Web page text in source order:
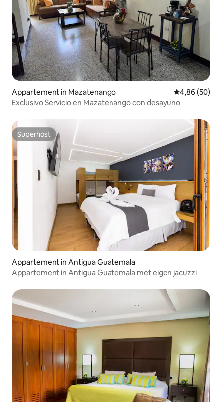
Appartement in Mazatenango Gemiddelde
4,86 (50)
Exclusivo Servicio en Mazatenango con desayuno
Superhost
Superhost
Appartement in Antigua Guatemala
Appartement in Antigua Guatemala met eigen jacuzzi